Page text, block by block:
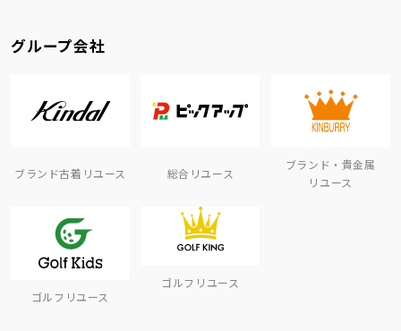
グループ会社
ブランド古着リユース 総合リユース
ブランド・貴金属
リユース
ゴルフリユース
ゴルフリユース